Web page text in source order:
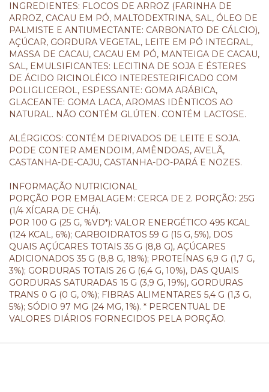
INGREDIENTES: FLOCOS DE ARROZ (FARINHA DE
ARROZ, CACAU EM PÓ, MALTODEXTRINA, SAL, ÓLEO DE
PALMISTE E ANTIUMECTANTE: CARBONATO DE CÁLCIO),
AÇÚCAR, GORDURA VEGETAL, LEITE EM PÓ INTEGRAL,
MASSA DE CACAU, CACAU EM PÓ, MANTEIGA DE CACAU,
SAL, EMULSIFICANTES: LECITINA DE SOJA E ÉSTERES
DE ÁCIDO RICINOLÉICO INTERESTERIFICADO COM
POLIGLICEROL, ESPESSANTE: GOMA ARÁBICA,
GLACEANTE: GOMA LACA, AROMAS IDÊNTICOS AO
NATURAL. NÃO CONTÉM GLÚTEN. CONTÉM LACTOSE.
ALÉRGICOS: CONTÉM DERIVADOS DE LEITE E SOJA.
PODE CONTER AMENDOIM, AMÊNDOAS, AVELÃ,
CASTANHA-DE-CAJU, CASTANHA-DO-PARÁ E NOZES.
INFORMAÇÃO NUTRICIONAL
PORÇÃO POR EMBALAGEM: CERCA DE 2. PORÇÃO: 25G
(1/4 XÍCARA DE CHÁ).
POR 100 G (25 G, %VD*): VALOR ENERGÉTICO 495 KCAL
(124 KCAL, 6%); CARBOIDRATOS 59 G (15 G, 5%), DOS
QUAIS AÇÚCARES TOTAIS 35 G (8,8 G), AÇÚCARES
ADICIONADOS 35 G (8,8 G, 18%); PROTEÍNAS 6,9 G (1,7 G,
3%); GORDURAS TOTAIS 26 G (6,4 G, 10%), DAS QUAIS
GORDURAS SATURADAS 15 G (3,9 G, 19%), GORDURAS
TRANS 0 G (0 G, 0%); FIBRAS ALIMENTARES 5,4 G (1,3 G,
5%); SÓDIO 97 MG (24 MG, 1%). * PERCENTUAL DE
VALORES DIÁRIOS FORNECIDOS PELA PORÇÃO.